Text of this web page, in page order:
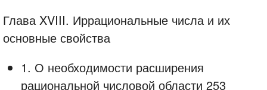
Глава XVIII. Иррациональные числа и их
основные свойства
1. О необходимости расширения
рациональной числовой области 253